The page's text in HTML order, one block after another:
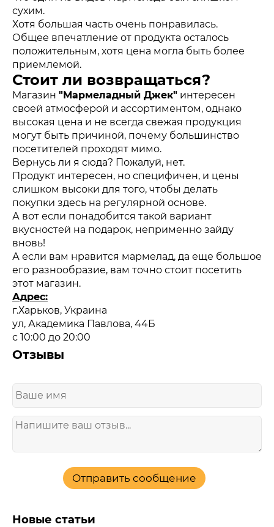
сухим.
Хотя большая часть очень понравилась.
Общее впечатление от продукта осталось
положительным, хотя цена могла быть более
приемлемой.
Стоит ли возвращаться?
Магазин "Мармеладный Джек" интересен
своей атмосферой и ассортиментом, однако
высокая цена и не всегда свежая продукция
могут быть причиной, почему большинство
посетителей проходят мимо.
Вернусь ли я сюда? Пожалуй, нет.
Продукт интересен, но специфичен, и цены
слишком высоки для того, чтобы делать
покупки здесь на регулярной основе.
А вот если понадобится такой вариант
вкусностей на подарок, неприменно зайду
вновь!
А если вам нравится мармелад, да еще большое
его разнообразие, вам точно стоит посетить
этот магазин.
Адрес:
г.Харьков, Украина
ул, Академика Павлова, 44Б
с 10:00 до 20:00
Отзывы
Отправить сообщение
Новые статьи